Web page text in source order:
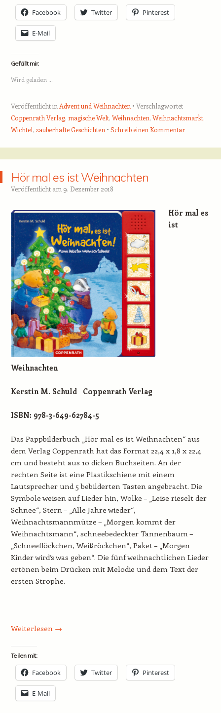
Facebook Twitter Pinterest
E-Mail
Gefällt mir:
Wird geladen …
Veröffentlicht in Advent und Weihnachten
Verschlagwortet
Coppenrath Verlag, magische Welt, Weihnachten, Weihnachtsmarkt,
Wichtel, zauberhafte Geschichten Schreib einen Kommentar
Hör mal es ist Weihnachten
Veröffentlicht am 9. Dezember 2018
Hör mal es
ist
Weihnachten
Kerstin M. Schuld Coppenrath Verlag
ISBN: 978-3-649-62784-5
Das Pappbilderbuch „Hör mal es ist Weihnachten“ aus
dem Verlag Coppenrath hat das Format 22,4 x 1,8 x 22,4
cm und besteht aus 10 dicken Buchseiten. An der
rechten Seite ist eine Plastikschiene mit einem
Lautsprecher und 5 bebilderten Tasten angebracht. Die
Symbole weisen auf Lieder hin, Wolke – „Leise rieselt der
Schnee“, Stern – „Alle Jahre wieder“,
Weihnachtsmannmütze – „Morgen kommt der
Weihnachtsmann“, schneebedeckter Tannenbaum –
„Schneeflöckchen, Weißröckchen“, Paket – „Morgen
Kinder wird’s was geben“. Die fünf weihnachtlichen Lieder
ertönen beim Drücken mit Melodie und dem Text der
ersten Strophe.
Weiterlesen →
Teilen mit:
Facebook Twitter Pinterest
E-Mail